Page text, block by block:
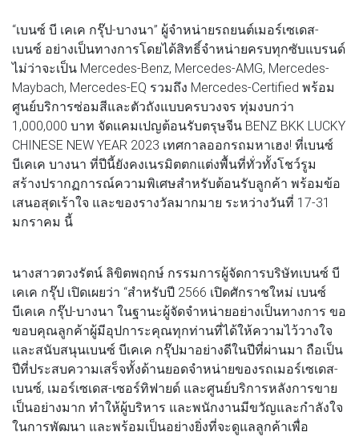
“เบนซ์ บี เคเค กรุ๊ป-บางนา” ผู้จำหน่ายรถยนต์เมอร์เซเดส-
เบนซ์ อย่างเป็นทางการโดยได้สิทธิ์จำหน่ายครบทุกซับแบรนด์
ไม่ว่าจะเป็น Mercedes-Benz, Mercedes-AMG, Mercedes-
Maybach, Mercedes-EQ รวมถึง Mercedes-Certified พร้อม
ศูนย์บริการซ่อมสีและตัวถังแบบครบวงจร ทุ่มงบกว่า
1,000,000 บาท จัดแคมเปญต้อนรับตรุษจีน BENZ BKK LUCKY
CHINESE NEW YEAR 2023 เทศกาลออกรถมหาเฮง! ที่เบนซ์
บีเคเค บางนา ที่ปีนี้ยังคงเนรมิตตกแต่งพื้นที่ทั่วทั้งโชว์รูม
สร้างปรากฏการณ์ความพิเศษสำหรับต้อนรับลูกค้า พร้อมข้อ
เสนอสุดเร้าใจ และของรางวัลมากมาย ระหว่างวันที่ 17-31
มกราคม นี้
นางสาวตวงรัตน์ ลิขิตพฤกษ์ กรรมการผู้จัดการบริษัทเบนซ์ บี
เคเค กรุ๊ป เปิดเผยว่า “สำหรับปี 2566 เปิดศักราชใหม่ เบนซ์
บีเคเค กรุ๊ป-บางนา ในฐานะผู้จัดจำหน่ายอย่างเป็นทางการ ขอ
ขอบคุณลูกค้าผู้มีอุปการะคุณทุกท่านที่ได้ให้ความไว้วางใจ
และสนับสนุนเบนซ์ บีเคเค กรุ๊ปมาอย่างดีในปีที่ผ่านมา ถือเป็น
ปีที่ประสบความเสร็จทั้งด้านยอดจำหน่ายของรถเมอร์เซเดส-
เบนซ์, เมอร์เซเดส-เซอร์ทิฟายด์ และศูนย์บริการหลังการขาย
เป็นอย่างมาก ทำให้ผู้บริหาร และพนักงานมีขวัญและกำลังใจ
ในการพัฒนา และพร้อมเป็นอย่างยิ่งที่จะดูแลลูกค้าเพื่อ